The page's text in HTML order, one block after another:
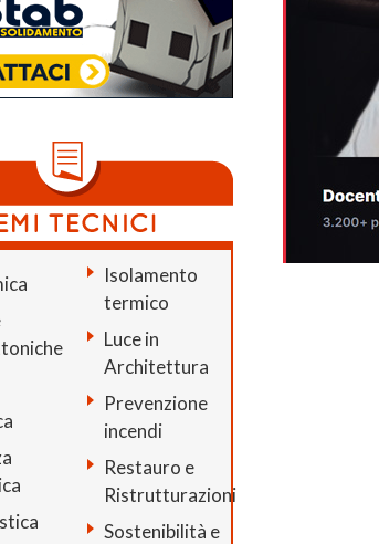
Isolamento
termico
Luce in
Architettura
Prevenzione
incendi
Restauro e
Ristrutturazioni
Sostenibilità e